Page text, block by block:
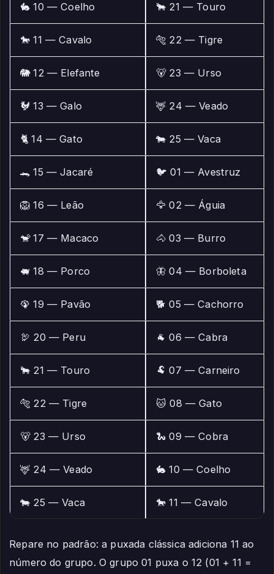
🐇 10 — Coelho 🐂 21 — Touro
🐎 11 — Cavalo 🐅 22 — Tigre
🐘 12 — Elefante 🐻 23 — Urso
🐓 13 — Galo 🦌 24 — Veado
🐈 14 — Gato 🐄 25 — Vaca
🐊 15 — Jacaré 🐦 01 — Avestruz
🦁 16 — Leão 🦅 02 — Águia
🐒 17 — Macaco 🐴 03 — Burro
🐖 18 — Porco 🦋 04 — Borboleta
🦚 19 — Pavão 🐕 05 — Cachorro
🦃 20 — Peru 🐐 06 — Cabra
🐂 21 — Touro 🐏 07 — Carneiro
🐅 22 — Tigre 🐱 08 — Gato
🐻 23 — Urso 🐍 09 — Cobra
🦌 24 — Veado 🐇 10 — Coelho
🐄 25 — Vaca 🐎 11 — Cavalo
Repare no padrão: a puxada clássica adiciona 11 ao
número do grupo. O grupo 01 puxa o 12 (01 + 11 =